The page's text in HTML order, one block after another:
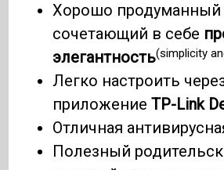
Хорошо продуманный
сочетающий в себе
элегантность(simplicity
Легко настроить
приложениеTP-Link
Отличная
Полезный